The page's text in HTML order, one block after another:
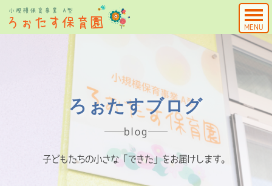
MENU
ろぉたすブログ
blog
子どもたちの小さな「できた」をお届けします。